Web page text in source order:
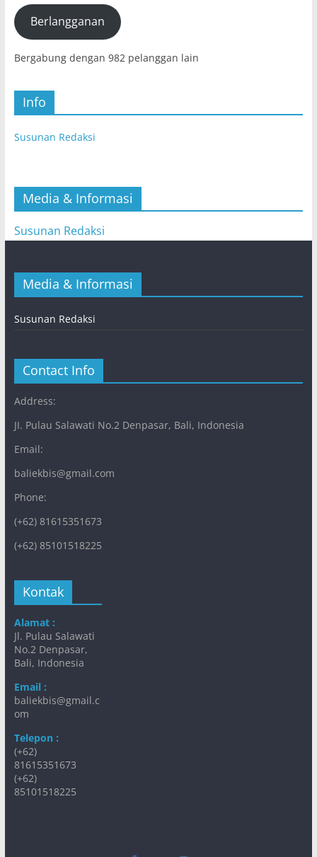
(E-
mail)Berlangganan
Bergabung dengan 982 pelanggan lain
Info
Susunan Redaksi
Media & Informasi
Susunan Redaksi
Media & Informasi
Susunan Redaksi
Contact Info
Address:
JI. Pulau Salawati No.2 Denpasar, Bali, Indonesia
Email:
baliekbis@gmail.com
Phone:
(+62) 81615351673
(+62) 85101518225
Kontak
Alamat :
Jl. Pulau Salawati
No.2 Denpasar,
Bali, Indonesia
Email :
baliekbis@gmail.c
om
Telepon :
(+62)
81615351673
(+62)
85101518225